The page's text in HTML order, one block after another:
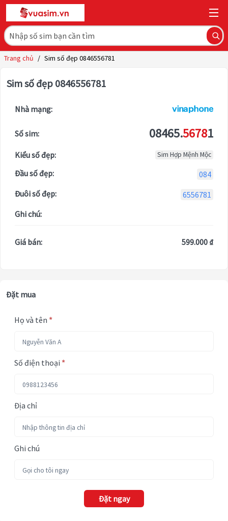
Trang chủ / Sim số đẹp 0846556781
Sim số đẹp 0846556781
Nhà mạng:
Số sim: 08465.56781
Kiểu số đẹp: Sim Hợp Mệnh Mộc
Đầu số đẹp:
084
Đuôi số đẹp:
6556781
Ghi chú:
Giá bán: 599.000 ₫
Đặt mua
Họ và tên *
Số điện thoại *
Địa chỉ
Ghi chú
Đặt ngay